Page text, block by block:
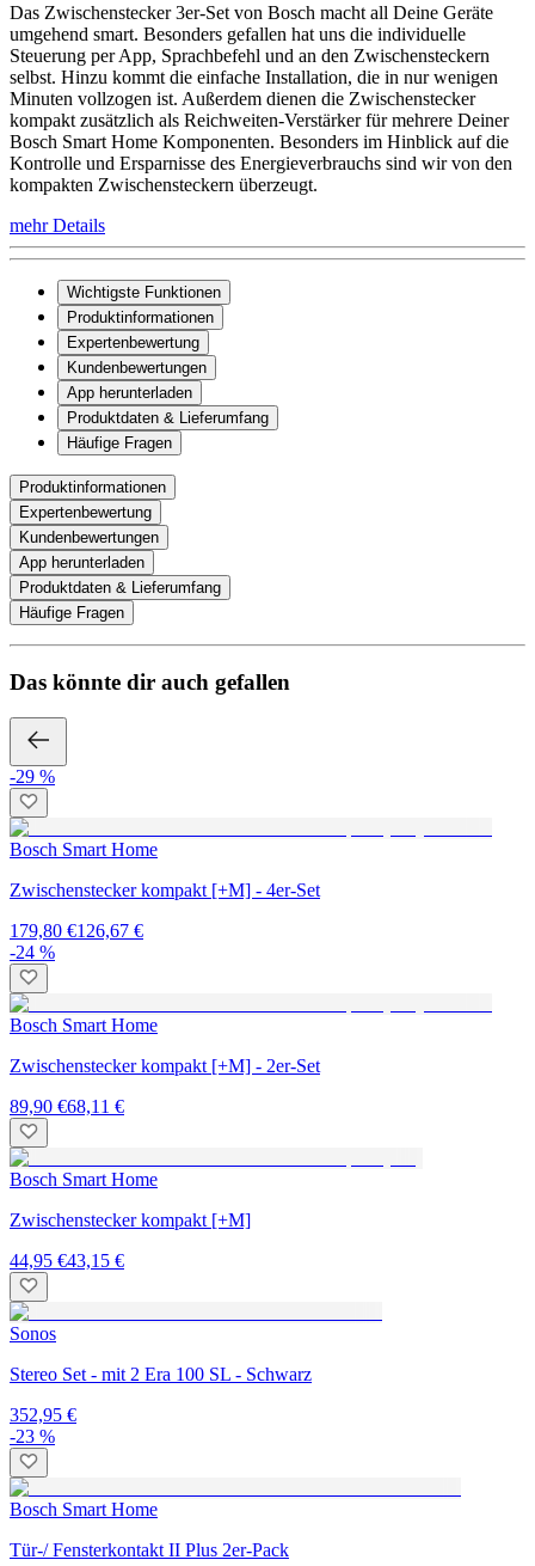
Das Zwischenstecker 3er-Set von Bosch macht all Deine Geräte
umgehend smart. Besonders gefallen hat uns die individuelle
Steuerung per App, Sprachbefehl und an den Zwischensteckern
selbst. Hinzu kommt die einfache Installation, die in nur wenigen
Minuten vollzogen ist. Außerdem dienen die Zwischenstecker
kompakt zusätzlich als Reichweiten-Verstärker für mehrere Deiner
Bosch Smart Home Komponenten. Besonders im Hinblick auf die
Kontrolle und Ersparnisse des Energieverbrauchs sind wir von den
kompakten Zwischensteckern überzeugt.
mehr Details
Wichtigste Funktionen
Produktinformationen
Expertenbewertung
Kundenbewertungen
App herunterladen
Produktdaten & Lieferumfang
Häufige Fragen
Produktinformationen
Expertenbewertung
Kundenbewertungen
App herunterladen
Produktdaten & Lieferumfang
Häufige Fragen
Das könnte dir auch gefallen
-29 %
Bosch Smart Home
Zwischenstecker kompakt [+M] - 4er-Set
179,80 €126,67 €
-24 %
Bosch Smart Home
Zwischenstecker kompakt [+M] - 2er-Set
89,90 €68,11 €
Bosch Smart Home
Zwischenstecker kompakt [+M]
44,95 €43,15 €
Sonos
Stereo Set - mit 2 Era 100 SL - Schwarz
352,95 €
-23 %
Bosch Smart Home
Tür-/ Fensterkontakt II Plus 2er-Pack